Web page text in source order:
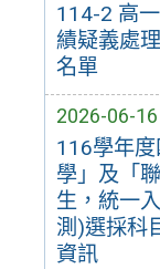
114-2 高
績疑義處
名單
2026-06-16
116學年
學」及「
生，統一
測)選採科
資訊